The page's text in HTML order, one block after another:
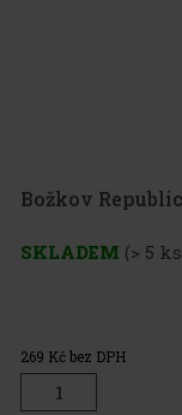
Božkov
SKLADEM (> 5
269 Kč bez DPH